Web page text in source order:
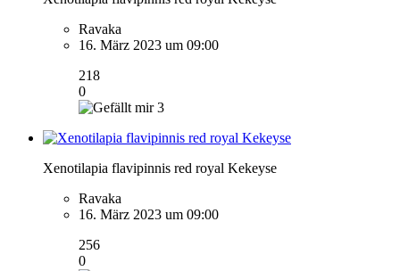
Ravaka
16. März 2023 um 09:00
218
0
3
Xenotilapia flavipinnis red royal Kekeyse
Ravaka
16. März 2023 um 09:00
256
0